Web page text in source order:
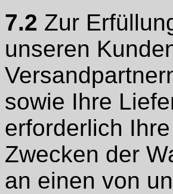
7.2 Zur
unseren
sowie Ihre
erforderlich
Zwecken der
an einen von